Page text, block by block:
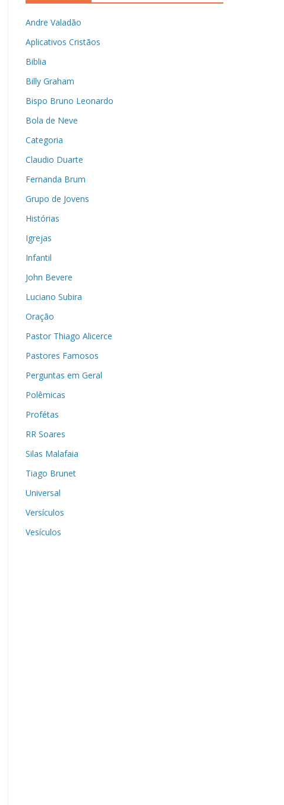
Andre Valadão
Aplicativos Cristãos
Biblia
Billy Graham
Bispo Bruno Leonardo
Bola de Neve
Categoria
Claudio Duarte
Fernanda Brum
Grupo de Jovens
Histórias
Igrejas
Infantil
John Bevere
Luciano Subira
Oração
Pastor Thiago Alicerce
Pastores Famosos
Perguntas em Geral
Polêmicas
Profétas
RR Soares
Silas Malafaia
Tiago Brunet
Universal
Versículos
Vesículos